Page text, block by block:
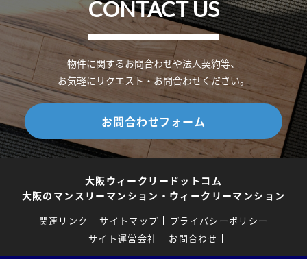
CONTACT US
物件に関するお問合わせや法人契約等、
お気軽にリクエスト・お問合わせください。
お問合わせフォーム
大阪ウィークリードットコム
大阪のマンスリーマンション・ウィークリーマンション
関連リンク サイトマップ
プライバシーポリシー
サイト運営会社
お問合わせ